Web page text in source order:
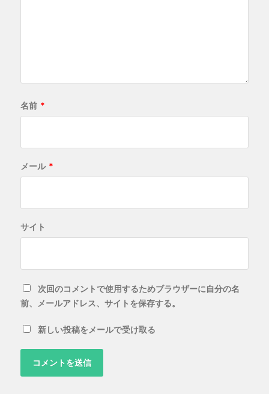
名前 *
メール *
サイト
次回のコメントで使用するためブラウザーに自分の名
前、メールアドレス、サイトを保存する。
新しい投稿をメールで受け取る